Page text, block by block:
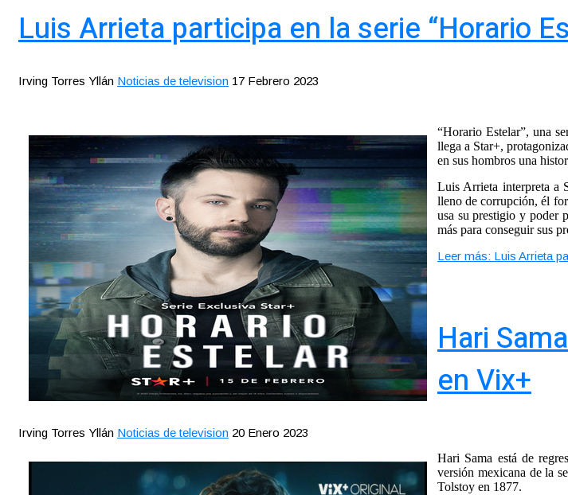
Luis Arrieta participa en la serie “Horario
Irving Torres Yllán Noticias de television 17 Febrero 2023
“Horario Estelar”, una
llega a Star+,
en sus hombros una
Luis Arrieta interpreta a
lleno de corrupción, él
usa su prestigio y poder
más para conseguir sus
Leer más: Luis Arrieta
Hari
en Vix+
Irving Torres Yllán Noticias de television 20 Enero 2023
Hari Sama está de
versión mexicana de la
Tolstoy en 1877.